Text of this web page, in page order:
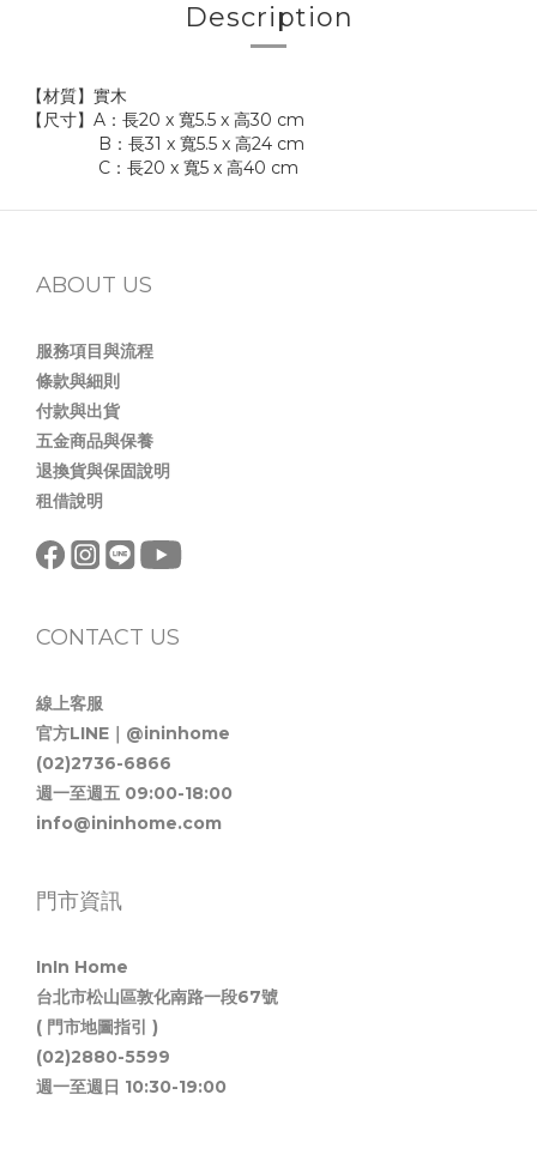
Description
【材質】實木
【尺寸】A：長20 x 寬5.5 x 高30 cm
B：長31 x 寬5.5 x 高24 cm
C：長20 x 寬5 x 高40 cm
ABOUT US
服務項目與流程
條款與細則
付款與出貨
五金商品與保養
退換貨與保固說明
租借說明
CONTACT US
線上客服
官方LINE｜@ininhome
(02)2736-6866
週一至週五 09:00-18:00
info@ininhome.com
門市資訊
InIn Home
台北市松山區敦化南路一段67號
( 門市地圖指引 )
(02)2880-5599
週一至週日 10:30-19:00